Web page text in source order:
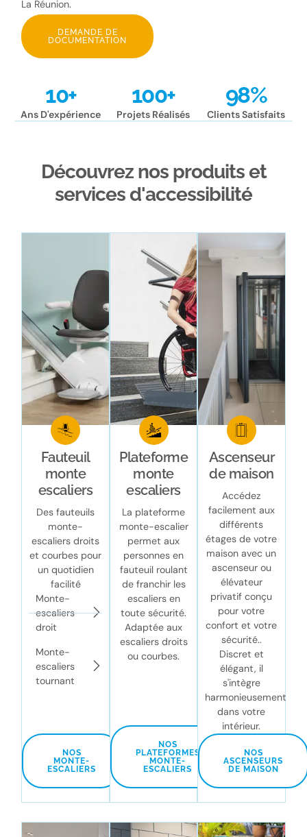
La Réunion.
DEMANDE DE
DOCUMENTATION
Ans D'expérience
10+
Projets Réalisés
100+
Clients Satisfaits
98%
Découvrez nos produits et
services d'accessibilité
Fauteuil
monte
escaliers
Des fauteuils
monte-
escaliers droits
et courbes pour
un quotidien
facilité
Monte-
escaliers
droit
Monte-
escaliers
tournant
NOS
MONTE-
ESCALIERS
Plateforme
monte
escaliers
La plateforme
monte-escalier
permet aux
personnes en
fauteuil roulant
de franchir les
escaliers en
toute sécurité.
Adaptée aux
escaliers droits
ou courbes.
NOS
PLATEFORMES
MONTE-
ESCALIERS
Ascenseur
de maison
Accédez
facilement aux
différents
étages de votre
maison avec un
ascenseur ou
élévateur
privatif conçu
pour votre
confort et votre
sécurité..
Discret et
élégant, il
s'intègre
harmonieusement
dans votre
intérieur.
NOS
ASCENSEURS
DE MAISON